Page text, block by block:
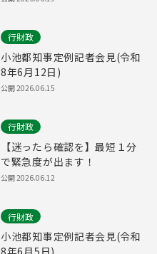
行財政
小池都知事定例記者会見(令和
8年6月12日)
公開 2026.06.15
行財政
【迷ったら確認を】最短１分
で緊急度が出ます！
公開 2026.06.12
行財政
小池都知事定例記者会見(令和